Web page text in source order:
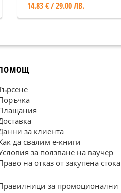
14.83 € / 29.00 ЛВ.
за клиента
да свалим е-книги
за ползване на ваучер
на отказ от закупена стока
за промоционални